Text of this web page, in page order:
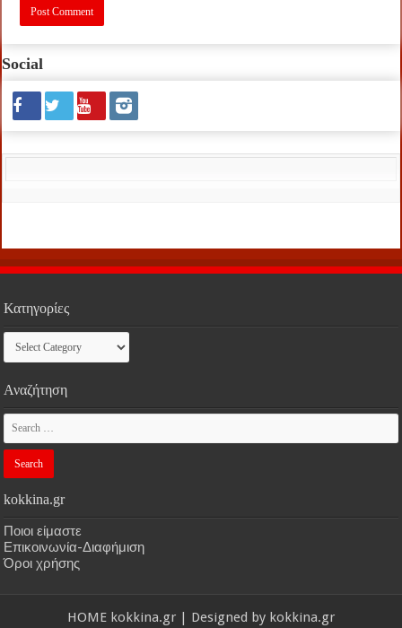
Social
Κατηγορίες
Κατηγορίες
Αναζήτηση
kokkina.gr
Ποιοι είμαστε
Επικοινωνία-Διαφήμιση
Όροι χρήσης
HOME kokkina.gr | Designed by kokkina.gr